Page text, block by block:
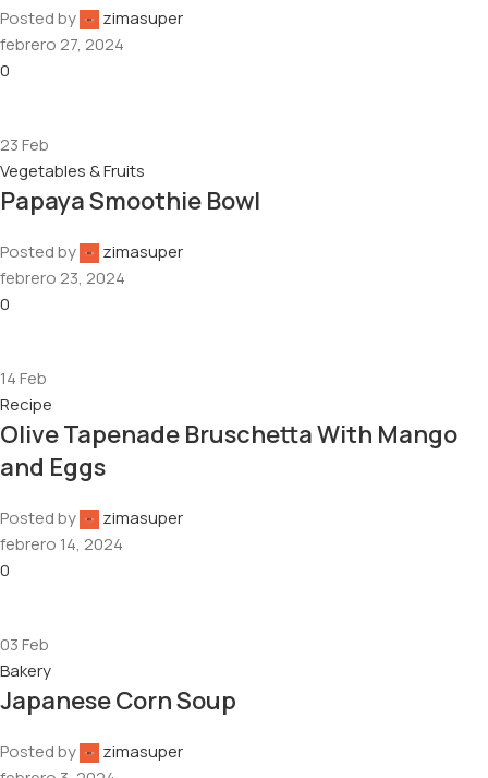
Posted by
zimasuper
febrero 27, 2024
0
23Feb
Vegetables & Fruits
Papaya Smoothie Bowl
Posted by
zimasuper
febrero 23, 2024
0
14Feb
Recipe
Olive Tapenade Bruschetta With Mango
and Eggs
Posted by
zimasuper
febrero 14, 2024
0
03Feb
Bakery
Japanese Corn Soup
Posted by
zimasuper